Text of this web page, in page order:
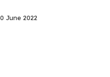
June 2022